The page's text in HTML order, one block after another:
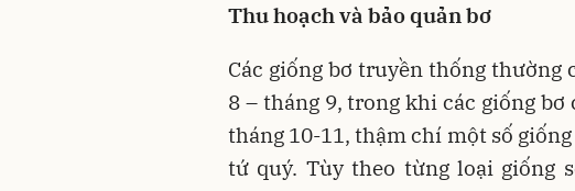
Thu hoạch và bảo quản bơ
Các giống bơ truyền thống thường
8 – tháng 9, trong khi các giống
tháng 10-11, thậm chí một số
tứ quý. Tùy theo từng loại giống